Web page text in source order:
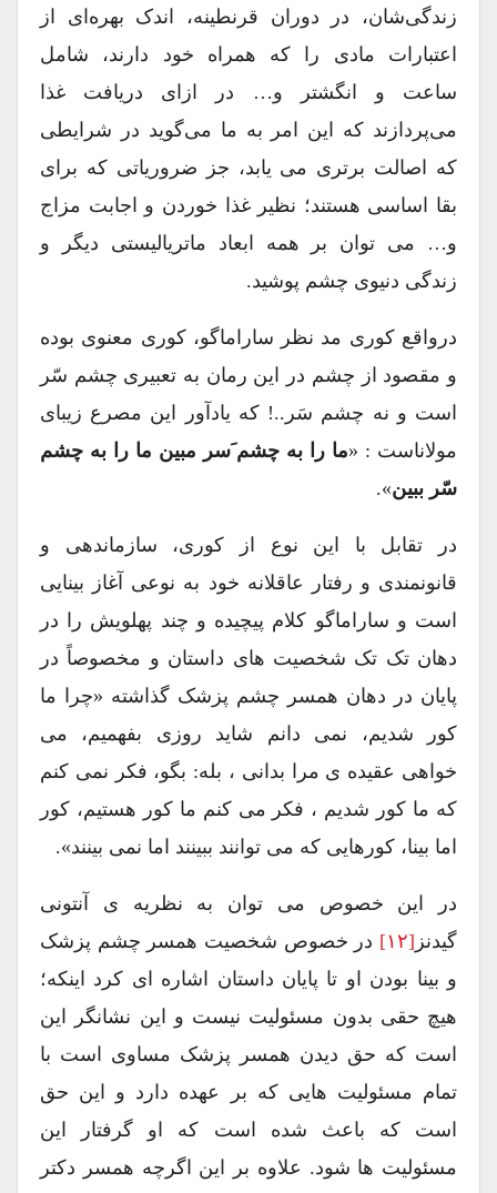
زندگی‌شان، در دوران قرنطینه، اندک بهره‌ای از
اعتبارات مادی را که همراه خود دارند، شامل
ساعت و انگشتر و… در ازای دریافت غذا
می‌پردازند که این امر به ما می‌گوید در شرایطی
که اصالت برتری می یابد، جز ضروریاتی که برای
بقا اساسی هستند؛ نظیر غذا خوردن و اجابت مزاج
و… می توان بر همه ابعاد ماتریالیستی دیگر و
زندگی دنیوی چشم پوشید.
درواقع کوری مد نظر ساراماگو، کوری معنوی بوده
و مقصود از چشم در این رمان به تعبیری چشم سّر
است و نه چشم سَر..! که یادآور این مصرع زیبای
مولاناست : « ما را به چشم َسر مبین ما را به چشم
سّر ببین».
در تقابل با این نوع از کوری، سازماندهی و
قانونمندی و رفتار عاقلانه خود به نوعی آغاز بینایی
است و ساراماگو کلام پیچیده و چند پهلویش را در
دهان تک تک شخصیت های داستان و مخصوصاً در
پایان در دهان همسر چشم پزشک گذاشته «چرا ما
کور شدیم، نمی دانم شاید روزی بفهمیم، می
خواهی عقیده ی مرا بدانی ، بله: بگو، فکر نمی کنم
که ما کور شدیم ، فکر می کنم ما کور هستیم، کور
اما بینا، کورهایی که می توانند ببینند اما نمی بینند».
در این خصوص می توان به نظریه ی آنتونی
گیدنز[۱۲]
در خصوص شخصیت همسر چشم پزشک
و بینا بودن او تا پایان داستان اشاره ای کرد اینکه؛
هیچ حقی بدون مسئولیت نیست و این نشانگر این
است که حق دیدن همسر پزشک مساوی است با
تمام مسئولیت هایی که بر عهده دارد و این حق
است که باعث شده است که او گرفتار این
مسئولیت ها شود. علاوه بر این اگرچه همسر دکتر